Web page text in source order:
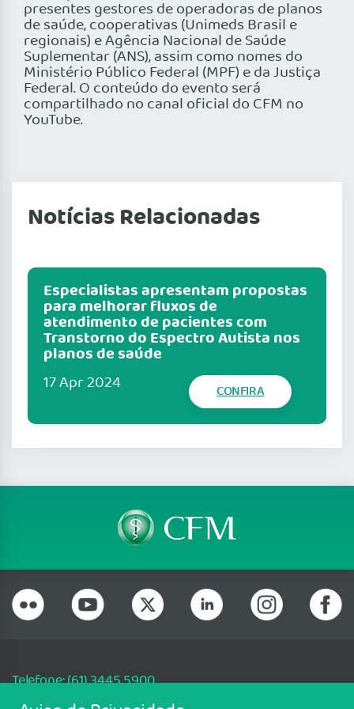
presentes gestores de operadoras de planos
de saúde, cooperativas (Unimeds Brasil e
regionais) e Agência Nacional de Saúde
Suplementar (ANS), assim como nomes do
Ministério Público Federal (MPF) e da Justiça
Federal. O conteúdo do evento será
compartilhado no canal oficial do CFM no
YouTube.
Notícias Relacionadas
Especialistas apresentam propostas
para melhorar fluxos de
atendimento de pacientes com
Transtorno do Espectro Autista nos
planos de saúde
17 Apr 2024 CONFIRA
Telefone: (61) 3445 5900
Email: cfm@portalmedico.org.br